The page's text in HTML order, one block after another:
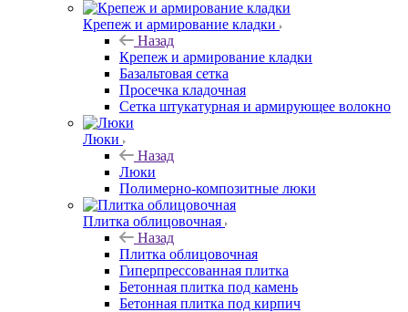
Крепеж и армирование кладки
Назад
Крепеж и армирование кладки
Базальтовая сетка
Просечка кладочная
Сетка штукатурная и армирующее волокно
Люки
Назад
Люки
Полимерно-композитные люки
Плитка облицовочная
Назад
Плитка облицовочная
Гиперпрессованная плитка
Бетонная плитка под камень
Бетонная плитка под кирпич